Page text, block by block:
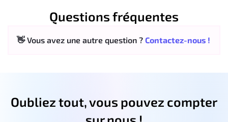
Questions fréquentes
👋 Vous avez une autre question ? Contactez-nous !
Oubliez tout, vous pouvez compter